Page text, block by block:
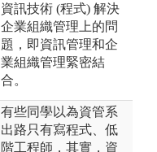
資訊技術 (程式) 解決
企業組織管理上的問
題，即資訊管理和企
業組織管理緊密結
合。
有些同學以為資管系
出路只有寫程式、低
階工程師，其實，資